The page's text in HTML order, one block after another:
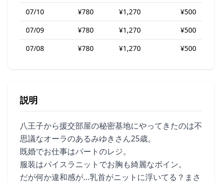
07/10
¥780 ¥1,270
¥500
07/09
¥780 ¥1,270
¥500
07/08
¥780 ¥1,270 ¥500
説明
八王子から援交部屋の秘密基地にやってきたのは不
思議なオーラのあるみゆきさん25歳。
既婚でお仕事はパートのレジ。
服装はパイスラニットでお胸も綺麗なボイン。
だが何か違和感が…乳首がニットに浮いてる？まさ